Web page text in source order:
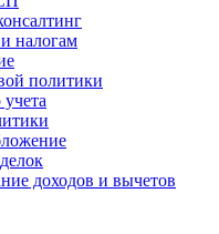
налогам
политики
доходов и вычетов